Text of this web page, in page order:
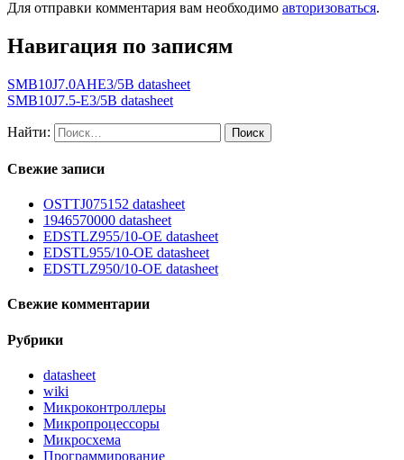
Для отправки комментария вам необходимо авторизоваться.
Навигация по записям
SMB10J7.0AHE3/5B datasheet
SMB10J7.5-E3/5B datasheet
Найти:
Свежие записи
OSTTJ075152 datasheet
1946570000 datasheet
EDSTLZ955/10-OE datasheet
EDSTL955/10-OE datasheet
EDSTLZ950/10-OE datasheet
Свежие комментарии
Рубрики
datasheet
wiki
Микроконтроллеры
Микропроцессоры
Микросхема
Программирование